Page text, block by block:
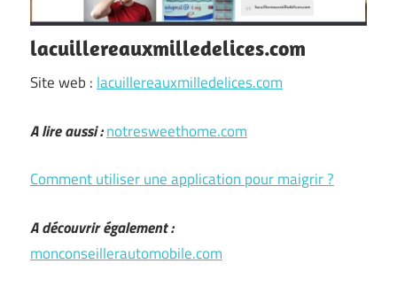
lacuillereauxmilledelices.com
Site web : lacuillereauxmilledelices.com
A lire aussi :notresweethome.com
Comment utiliser une application pour maigrir ?
A découvrir également :
monconseillerautomobile.com